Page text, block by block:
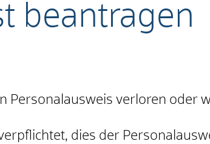
beantragen
Personalausweis verloren oder
dies der